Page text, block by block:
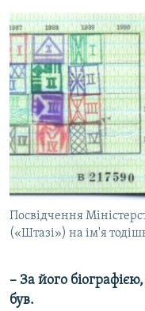
Посвідчення
(«Штазі») на ім'я
– За його
був.